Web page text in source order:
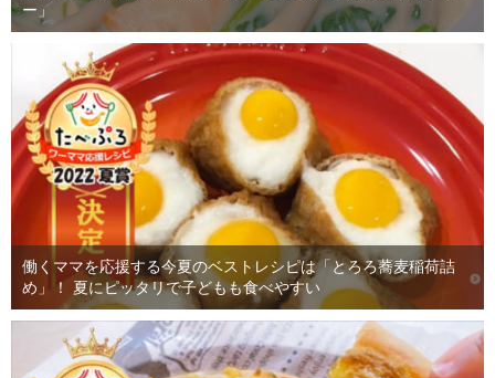
ー」
働くママを応援する今夏のベストレシピは「とろろ蕎麦稲荷詰
め」！ 夏にピッタリで子どもも食べやすい